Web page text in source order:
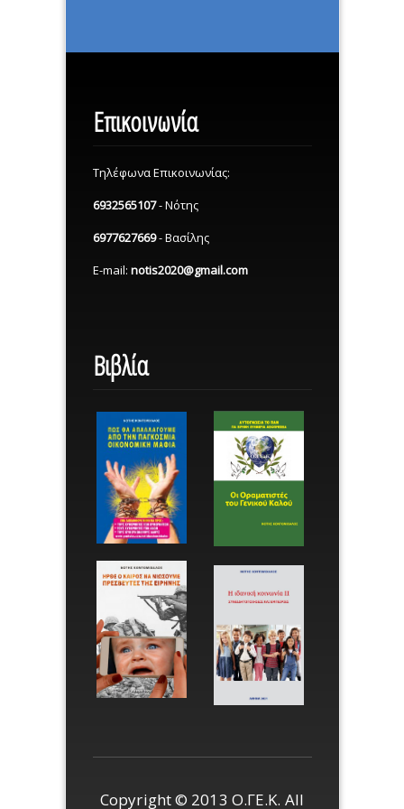
Επικοινωνία
Τηλέφωνα Επικοινωνίας:
6932565107- Νότης
6977627669- Βασίλης
E-mail: notis2020@gmail.com
Βιβλία
Copyright © 2013 Ο.ΓΕ.Κ. All